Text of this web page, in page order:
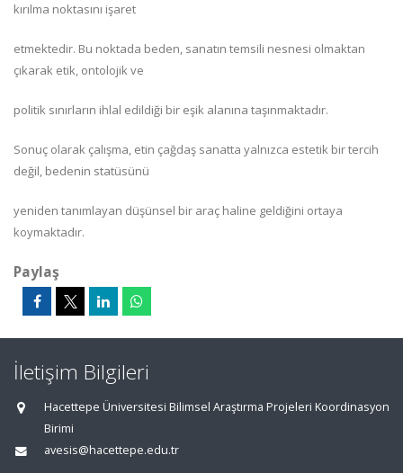
kırılma noktasını işaret
etmektedir. Bu noktada beden, sanatın temsili nesnesi olmaktan
çıkarak etik, ontolojik ve
politik sınırların ihlal edildiği bir eşik alanına taşınmaktadır.
Sonuç olarak çalışma, etin çağdaş sanatta yalnızca estetik bir tercih
değil, bedenin statüsünü
yeniden tanımlayan düşünsel bir araç haline geldiğini ortaya
koymaktadır.
Paylaş
İletişim Bilgileri
Hacettepe Üniversitesi Bilimsel Araştırma Projeleri Koordinasyon
Birimi
avesis@hacettepe.edu.tr